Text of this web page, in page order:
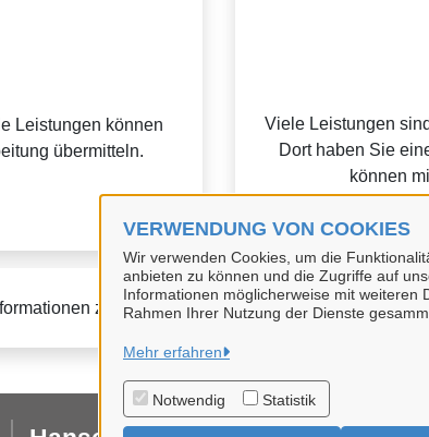
VERWENDUNG VON COOKIES
Wir verwenden Cookies, um die
anbieten zu können und die Zugriffe auf
Informationen möglicherweise mit weiteren
Rahmen Ihrer Nutzung der Dienste
Mehr erfahren
Notwendig Statistik
Leistungen können
übermitteln.
Viele Leistungen
Dort haben Sie
können
zur BundID finden Sie auf derFAQ-Seite